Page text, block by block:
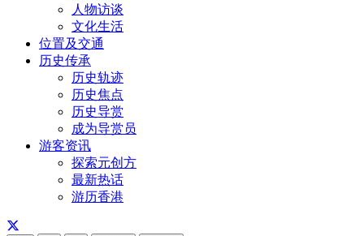
人物访谈
文化生活
位置及交通
历史传承
历史轨迹
历史焦点
历史导赏
成为导赏员
游客资讯
探索元创方
最新热话
游历香港